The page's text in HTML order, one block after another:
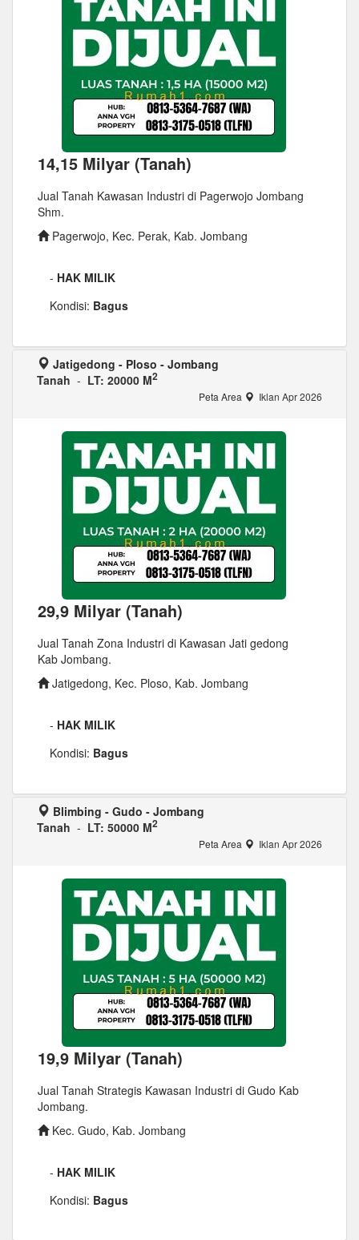
14,15 Milyar (Tanah)
Jual Tanah Kawasan Industri di Pagerwojo Jombang
Shm.
Pagerwojo, Kec. Perak, Kab. Jombang
- HAK MILIK
Kondisi: Bagus
Jatigedong - Ploso - Jombang
Tanah - LT: 20000 M2
Peta Area Iklan Apr 2026
29,9 Milyar (Tanah)
Jual Tanah Zona Industri di Kawasan Jati gedong
Kab Jombang.
Jatigedong, Kec. Ploso, Kab. Jombang
- HAK MILIK
Kondisi: Bagus
Blimbing - Gudo - Jombang
Tanah - LT: 50000 M2
Peta Area Iklan Apr 2026
19,9 Milyar (Tanah)
Jual Tanah Strategis Kawasan Industri di Gudo Kab
Jombang.
Kec. Gudo, Kab. Jombang
- HAK MILIK
Kondisi: Bagus